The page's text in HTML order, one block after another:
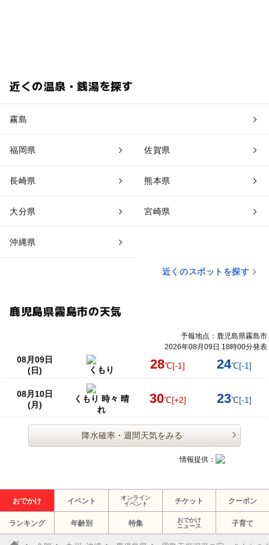
近くの温泉・銭湯を探す
霧島
福岡県 佐賀県
長崎県 熊本県
大分県 宮崎県
沖縄県
近くのスポットを探す
鹿児島県霧島市の天気
予報地点：鹿児島県霧島市
2026年08月09日 18時00分発表
08月09日
(日)
くもり 28℃[-1] 24℃[-1]
08月10日
(月)
くもり 時々 晴
れ
30℃[+2] 23℃[-1]
降水確率・週間天気をみる
情報提供：
おでかけ イベント
オンライン
イベント
チケット クーポン
ランキング 年齢別 特集
おでかけ
ニュース
子育て